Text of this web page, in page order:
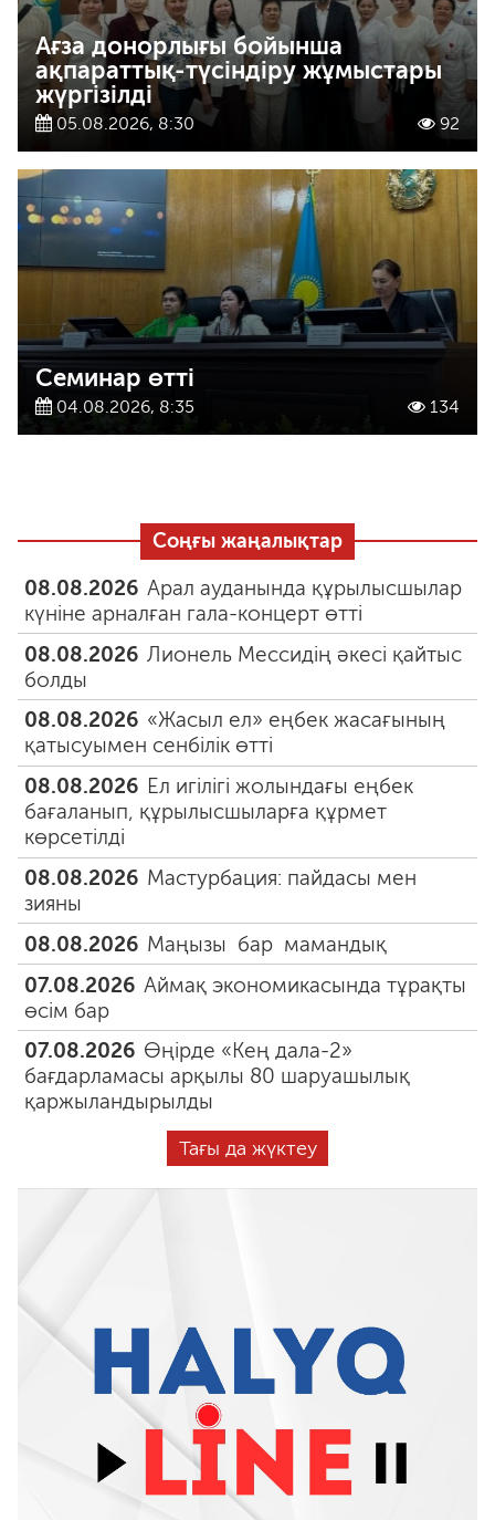
Ағза донорлығы бойынша
ақпараттық-түсіндіру жұмыстары
жүргізілді
05.08.2026, 8:30 92
Семинар өтті
04.08.2026, 8:35 134
Соңғы жаңалықтар
08.08.2026 Арал ауданында құрылысшылар
күніне арналған гала-концерт өтті
08.08.2026 Лионель Мессидің әкесі қайтыс
болды
08.08.2026 «Жасыл ел» еңбек жасағының
қатысуымен сенбілік өтті
08.08.2026 Ел игілігі жолындағы еңбек
бағаланып, құрылысшыларға құрмет
көрсетілді
08.08.2026 Мастурбация: пайдасы мен
зияны
08.08.2026 Маңызы бар мамандық
07.08.2026 Аймақ экономикасында тұрақты
өсім бар
07.08.2026 Өңірде «Кең дала-2»
бағдарламасы арқылы 80 шаруашылық
қаржыландырылды
Тағы да жүктеу